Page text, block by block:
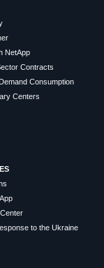
NetApp
Contracts
Consumption
Centers
to the Ukraine